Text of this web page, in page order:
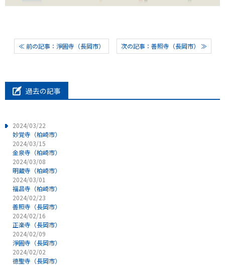
≪ 前の記事：淨圓寺（長岡市） 次の記事：善照寺（長岡市） ≫
過去の記事
2024/03/22
妙覚寺（柏崎市）
2024/03/15
金泉寺（柏崎市）
2024/03/08
明蔵寺（柏崎市）
2024/03/01
福昌寺（柏崎市）
2024/02/23
善照寺（長岡市）
2024/02/16
正楽寺（長岡市）
2024/02/09
淨圓寺（長岡市）
2024/02/02
徳聖寺（長岡市）